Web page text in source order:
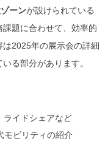
ーンが設けられている
題に合わせて、効率的
2025年の展示会の詳細
る部分があります。
ライドシェアなど
モビリティの紹介